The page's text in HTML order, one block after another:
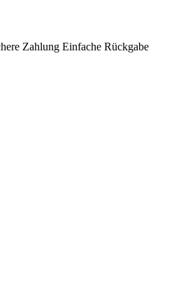
Zahlung Einfache Rückgabe